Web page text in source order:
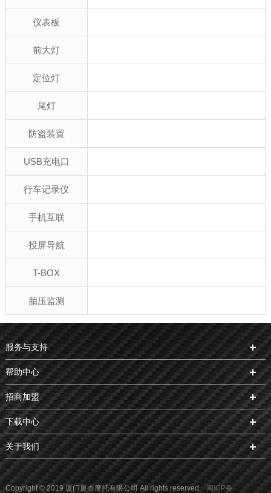
仪表板
前大灯
定位灯
尾灯
防盗装置
USB充电口
行车记录仪
手机互联
投屏导航
T-BOX
胎压监测
服务与支持
帮助中心
招商加盟
下载中心
关于我们
Copyright © 2019 厦门厦杏摩托有限公司 All rights reserved. 闽ICP备